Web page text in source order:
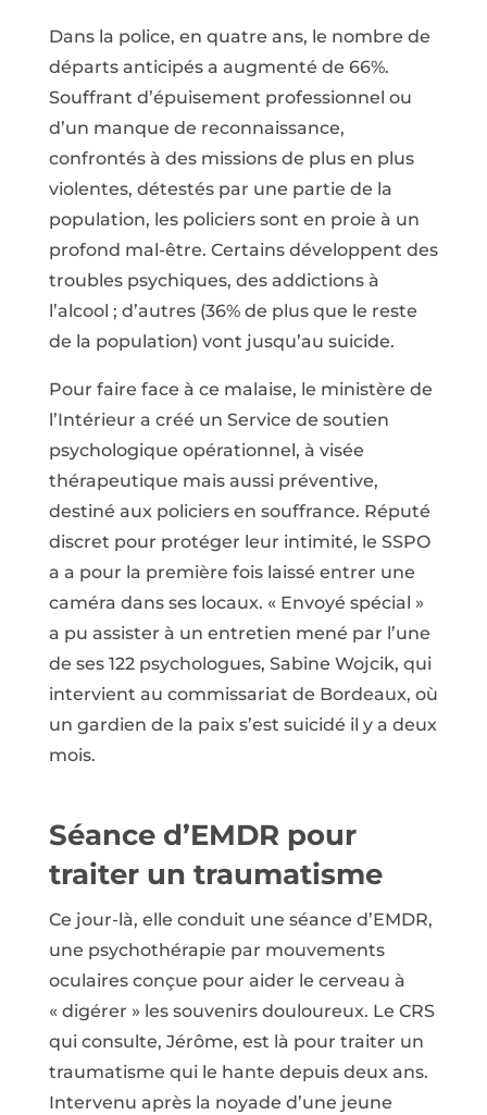
Dans la police, en quatre ans, le nombre de
départs anticipés a augmenté de 66%.
Souffrant d’épuisement professionnel ou
d’un manque de reconnaissance,
confrontés à des missions de plus en plus
violentes, détestés par une partie de la
population, les policiers sont en proie à un
profond mal-être. Certains développent des
troubles psychiques, des addictions à
l’alcool ; d’autres (36% de plus que le reste
de la population) vont jusqu’au suicide.
Pour faire face à ce malaise, le ministère de
l’Intérieur a créé un Service de soutien
psychologique opérationnel, à visée
thérapeutique mais aussi préventive,
destiné aux policiers en souffrance. Réputé
discret pour protéger leur intimité, le SSPO
a a pour la première fois laissé entrer une
caméra dans ses locaux. « Envoyé spécial »
a pu assister à un entretien mené par l’une
de ses 122 psychologues, Sabine Wojcik, qui
intervient au commissariat de Bordeaux, où
un gardien de la paix s’est suicidé il y a deux
mois.
Séance d’EMDR pour
traiter un traumatisme
Ce jour-là, elle conduit une séance d’EMDR,
une psychothérapie par mouvements
oculaires conçue pour aider le cerveau à
« digérer » les souvenirs douloureux. Le CRS
qui consulte, Jérôme, est là pour traiter un
traumatisme qui le hante depuis deux ans.
Intervenu après la noyade d’une jeune